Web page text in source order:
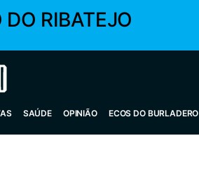
RIBATEJO
SAÚDE OPINIÃO ECOS DO BURLADERO